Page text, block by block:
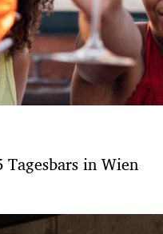
Tagesbars in Wien